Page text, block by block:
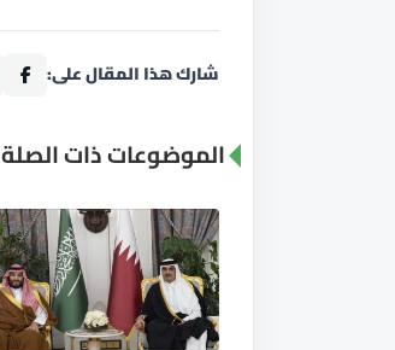
شارك هذا المقال على:
الموضوعات ذات الصلة